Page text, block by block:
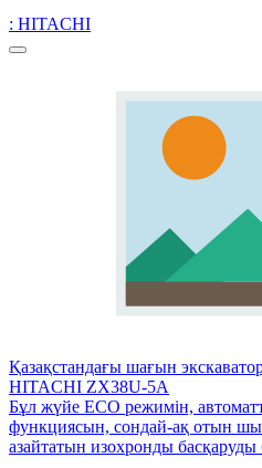
: HITACHI
Қазақстандағы шағын
HITACHI ZX38U-5A
Бұл жүйе ECO режимін,
функциясын, сондай-ақ отын
азайтатын изохронды басқаруды